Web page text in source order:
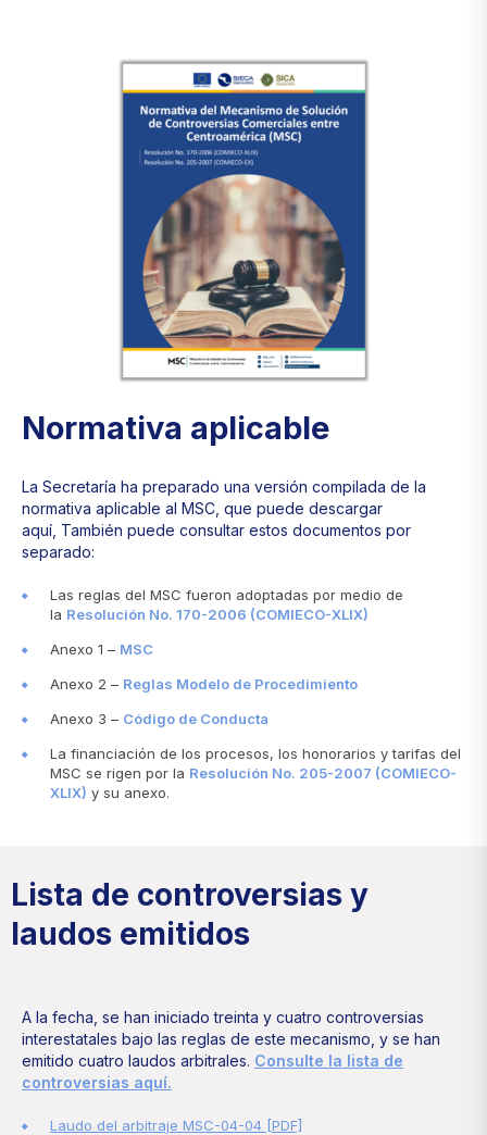
Normativa aplicable
La Secretaría ha preparado una versión compilada de la
normativa aplicable al MSC, que puede descargar
aquí, También puede consultar estos documentos por
separado:
Las reglas del MSC fueron adoptadas por medio de
la Resolución No. 170-2006 (COMIECO-XLIX)
Anexo 1 – MSC
Anexo 2 – Reglas Modelo de Procedimiento
Anexo 3 – Código de Conducta
La financiación de los procesos, los honorarios y tarifas del
MSC se rigen por la Resolución No. 205-2007 (COMIECO-
XLIX) y su anexo.
Lista de controversias y
laudos emitidos
A la fecha, se han iniciado treinta y cuatro controversias
interestatales bajo las reglas de este mecanismo, y se han
emitido cuatro laudos arbitrales. Consulte la lista de
controversias aquí.
Laudo del arbitraje MSC-04-04 [PDF]